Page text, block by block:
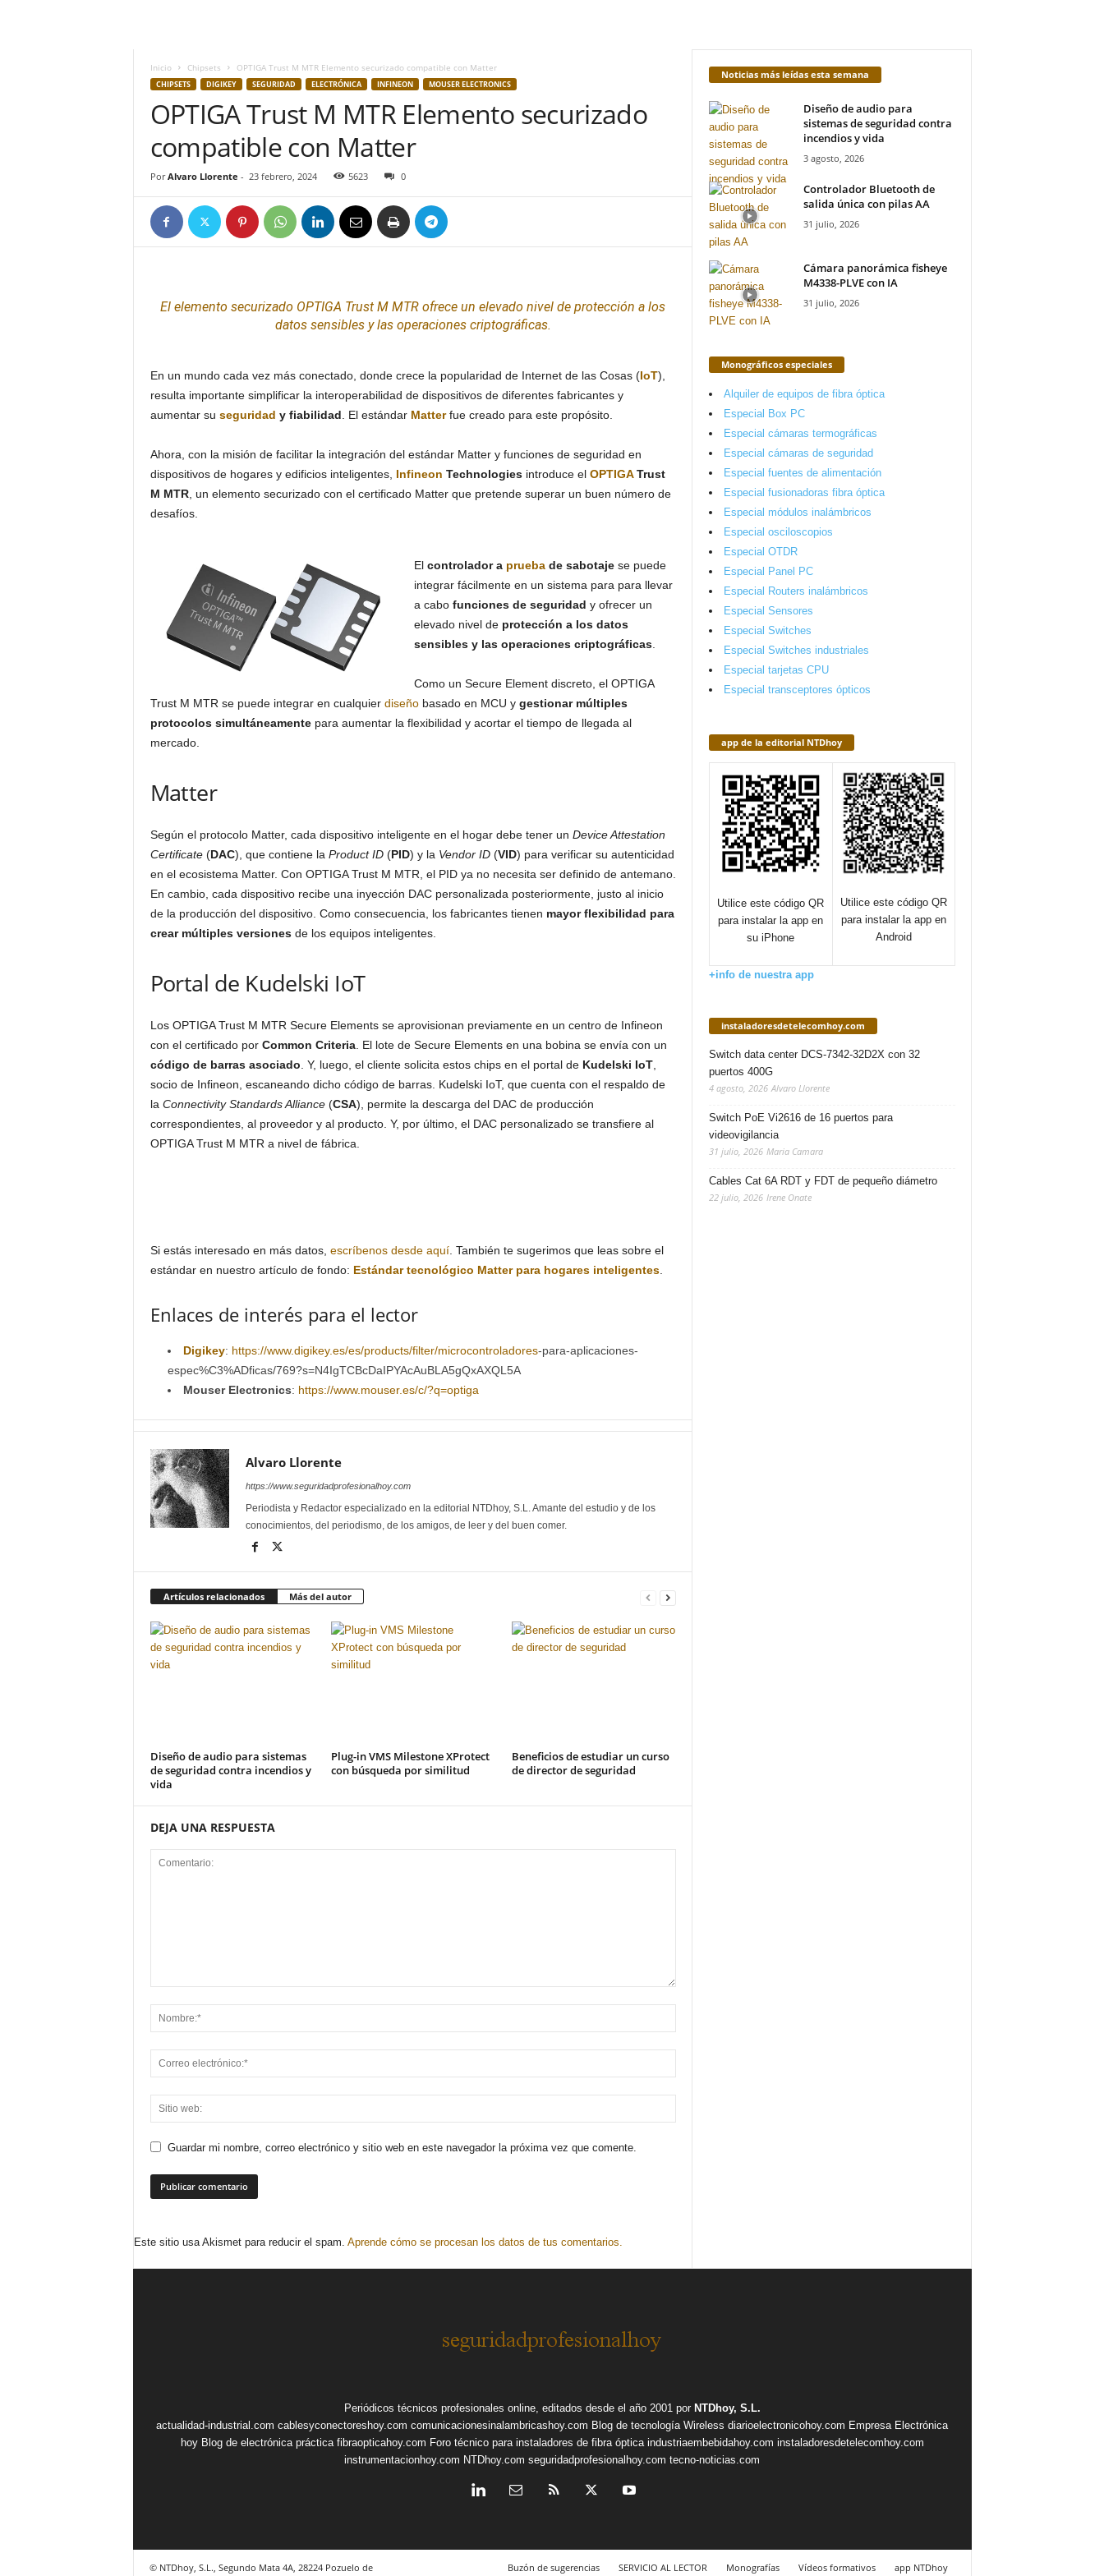
y
Inicio Chipsets OPTIGA Trust M MTR Elemento securizado compatible con Matter
CHIPSETS DIGIKEY SEGURIDAD ELECTRÓNICA INFINEON MOUSER ELECTRONICS
OPTIGA Trust M MTR Elemento securizado
compatible con Matter
Por Alvaro Llorente - 23 febrero, 2024 5623 0
El elemento securizado OPTIGA Trust M MTR ofrece un elevado nivel de protección a los
datos sensibles y las operaciones criptográficas.
En un mundo cada vez más conectado, donde crece la popularidad de Internet de las Cosas (IoT),
resulta importante simplificar la interoperabilidad de dispositivos de diferentes fabricantes y
aumentar su seguridad y fiabilidad . El estándar Matterfue creado para este propósito.
Ahora, con la misión de facilitar la integración del estándar Matter y funciones de seguridad en
dispositivos de hogares y edificios inteligentes, Infineon Technologiesintroduce el OPTIGATrust
M MTR, un elemento securizado con el certificado Matter que pretende superar un buen número de
desafíos.
El controlador a pruebade sabotajese puede
integrar fácilmente en un sistema para para llevar
a cabo funciones de seguridad y ofrecer un
elevado nivel de protección a los datos
sensibles y las operaciones criptográficas.
Como un Secure Element discreto, el OPTIGA
Trust M MTR se puede integrar en cualquier diseñobasado en MCU y gestionar múltiples
protocolos simultáneamentepara aumentar la flexibilidad y acortar el tiempo de llegada al
mercado.
Matter
Según el protocolo Matter, cada dispositivo inteligente en el hogar debe tener un Device Attestation
Certificate(DAC), que contiene la Product ID(PID) y la Vendor ID(VID) para verificar su autenticidad
en el ecosistema Matter. Con OPTIGA Trust M MTR, el PID ya no necesita ser definido de antemano.
En cambio, cada dispositivo recibe una inyección DAC personalizada posteriormente, justo al inicio
de la producción del dispositivo. Como consecuencia, los fabricantes tienen mayor flexibilidad para
crear múltiples versionesde los equipos inteligentes.
Portal de Kudelski IoT
Los OPTIGA Trust M MTR Secure Elements se aprovisionan previamente en un centro de Infineon
con el certificado por Common Criteria. El lote de Secure Elements en una bobina se envía con un
código de barras asociado . Y, luego, el cliente solicita estos chips en el portal de Kudelski IoT,
socio de Infineon, escaneando dicho código de barras. Kudelski IoT, que cuenta con el respaldo de
la Connectivity Standards Alliance(CSA), permite la descarga del DAC de producción
correspondientes, al proveedor y al producto. Y, por último, el DAC personalizado se transfiere al
OPTIGA Trust M MTR a nivel de fábrica.
Si estás interesado en más datos, escríbenos desde aquí. También te sugerimos que leas sobre el
estándar en nuestro artículo de fondo: Estándar tecnológico Matter para hogares inteligentes.
Enlaces de interés para el lector
Digikey: https://www.digikey.es/es/products/filter/microcontroladores-para-aplicaciones-
espec%C3%ADficas/769?s=N4IgTCBcDaIPYAcAuBLA5gQxAXQL5A
Mouser Electronics: https://www.mouser.es/c/?q=optiga
Alvaro Llorente
https://www.seguridadprofesionalhoy.com
Periodista y Redactor especializado en la editorial NTDhoy, S.L. Amante del estudio y de los
conocimientos, del periodismo, de los amigos, de leer y del buen comer.
Artículos relacionados Más del autor
Diseño de audio para sistemas
de seguridad contra incendios y
vida
Plug-in VMS Milestone XProtect
con búsqueda por similitud
Beneficios de estudiar un curso
de director de seguridad
DEJA UNA RESPUESTA
Guardar mi nombre, correo electrónico y sitio web en este navegador la próxima vez que comente.
Este sitio usa Akismet para reducir el spam. Aprende cómo se procesan los datos de tus comentarios.
Noticias más leídas esta semana
Diseño de audio para
sistemas de seguridad contra
incendios y vida
3 agosto, 2026
Controlador Bluetooth de
salida única con pilas AA
31 julio, 2026
Cámara panorámica fisheye
M4338-PLVE con IA
31 julio, 2026
Monográficos especiales
Alquiler de equipos de fibra óptica
Especial Box PC
Especial cámaras termográficas
Especial cámaras de seguridad
Especial fuentes de alimentación
Especial fusionadoras fibra óptica
Especial módulos inalámbricos
Especial osciloscopios
Especial OTDR
Especial Panel PC
Especial Routers inalámbricos
Especial Sensores
Especial Switches
Especial Switches industriales
Especial tarjetas CPU
Especial transceptores ópticos
app de la editorial NTDhoy
Utilice este código QR
para instalar la app en
su iPhone
Utilice este código QR
para instalar la app en
Android
+info de nuestra app
instaladoresdetelecomhoy.com
Switch data center DCS-7342-32D2X con 32
puertos 400G
4 agosto, 2026 Alvaro Llorente
Switch PoE Vi2616 de 16 puertos para
videovigilancia
31 julio, 2026 Maria Camara
Cables Cat 6A RDT y FDT de pequeño diámetro
22 julio, 2026 Irene Onate
Periódicos técnicos profesionales online, editados desde el año 2001 por NTDhoy, S.L.
actualidad-industrial.com cablesyconectoreshoy.com comunicacionesinalambricashoy.com Blog de tecnología Wireless diarioelectronicohoy.com Empresa Electrónica
hoy Blog de electrónica práctica fibraopticahoy.com Foro técnico para instaladores de fibra óptica industriaembebidahoy.com instaladoresdetelecomhoy.com
instrumentacionhoy.com NTDhoy.com seguridadprofesionalhoy.com tecno-noticias.com
Buzón de sugerencias SERVICIO AL LECTOR Monografías Vídeos formativos app NTDhoy
© NTDhoy, S.L., Segundo Mata 4A, 28224 Pozuelo de